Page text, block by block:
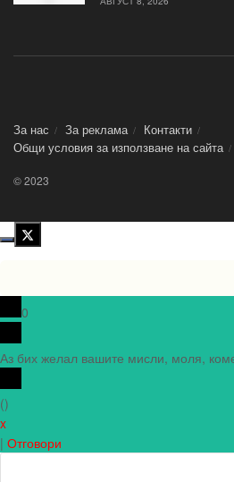
За нас За реклама
Контакти
Общи условия за използване на сайта
© 2023
0
Аз бих желал вашите мисли, моля,
()
x
| Отговори